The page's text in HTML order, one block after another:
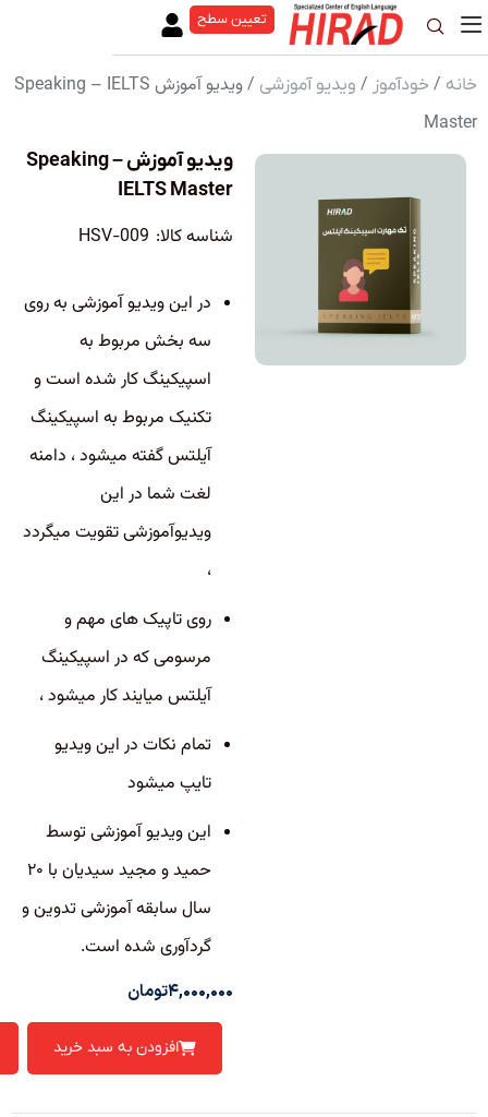
تعیین سطح
خانه / خودآموز / ویدیو آموزشی
/ ویدیو آموزش Speaking – IELTS
Master
ویدیو آموزش Speaking –
IELTS Master
شناسه کالا: HSV-009
در این ویدیو آموزشی به روی
سه بخش مربوط به
اسپیکینگ کار شده است و
تکنیک مربوط به اسپیکینگ
آیلتس گفته میشود ، دامنه
لغت شما در این
ویدیوآموزشی تقویت میگردد
،
روی تاپیک های مهم و
مرسومی که در اسپیکینگ
آیلتس میایند کار میشود ،
تمام نکات در این ویدیو
تایپ میشود
این ویدیو آموزشی توسط
حمید و مجید سیدیان با ۲۰
سال سابقه آموزشی تدوین و
گردآوری شده است.
۴,۰۰۰,۰۰۰تومان
افزودن به سبد خرید